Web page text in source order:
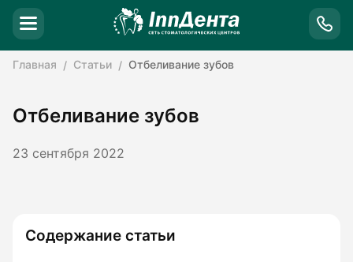
Главная Статьи Отбеливание зубов
Отбеливание зубов
23 сентября 2022
Содержание статьи